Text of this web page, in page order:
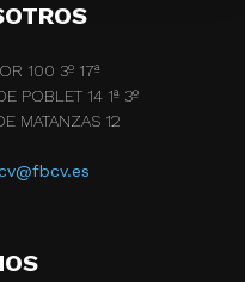
100 3º 17ª
POBLET 14 1ª 3º
MATANZAS 12